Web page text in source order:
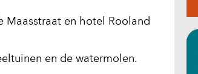
Maasstraat en hotel Rooland
en de watermolen.